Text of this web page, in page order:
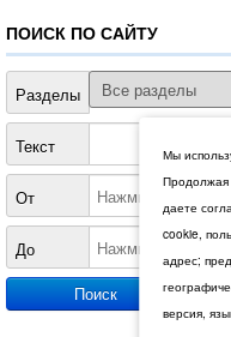
ПОИСК ПО САЙТУ
Разделы
Текст
От
До
Мы
Продолжая
даете
cookie,
адрес;
версия,